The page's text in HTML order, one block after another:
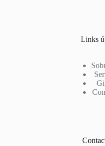
Links